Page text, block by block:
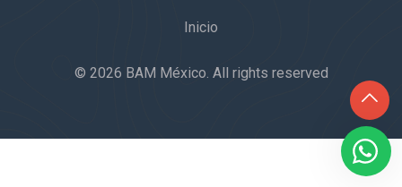
Inicio
© 2026 BAM México. All rights reserved